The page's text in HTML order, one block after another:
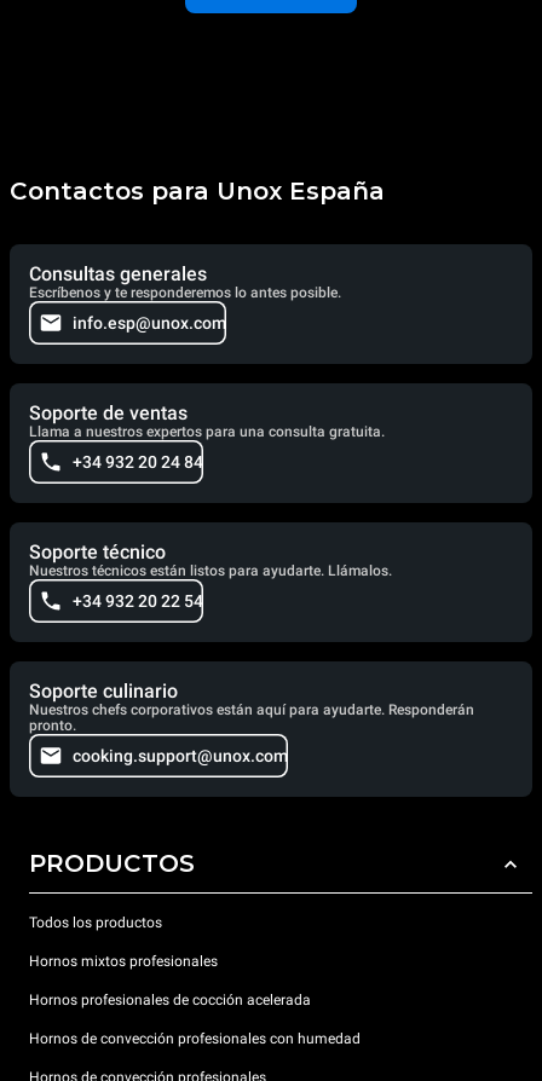
Contactos para Unox España
Consultas generales
Escríbenos y te responderemos lo antes posible.
info.esp@unox.com
Soporte de ventas
Llama a nuestros expertos para una consulta gratuita.
+34 932 20 24 84
Soporte técnico
Nuestros técnicos están listos para ayudarte. Llámalos.
+34 932 20 22 54
Soporte culinario
Nuestros chefs corporativos están aquí para ayudarte. Responderán
pronto.
cooking.support@unox.com
PRODUCTOS
Todos los productos
Hornos mixtos profesionales
Hornos profesionales de cocción acelerada
Hornos de convección profesionales con humedad
Hornos de convección profesionales